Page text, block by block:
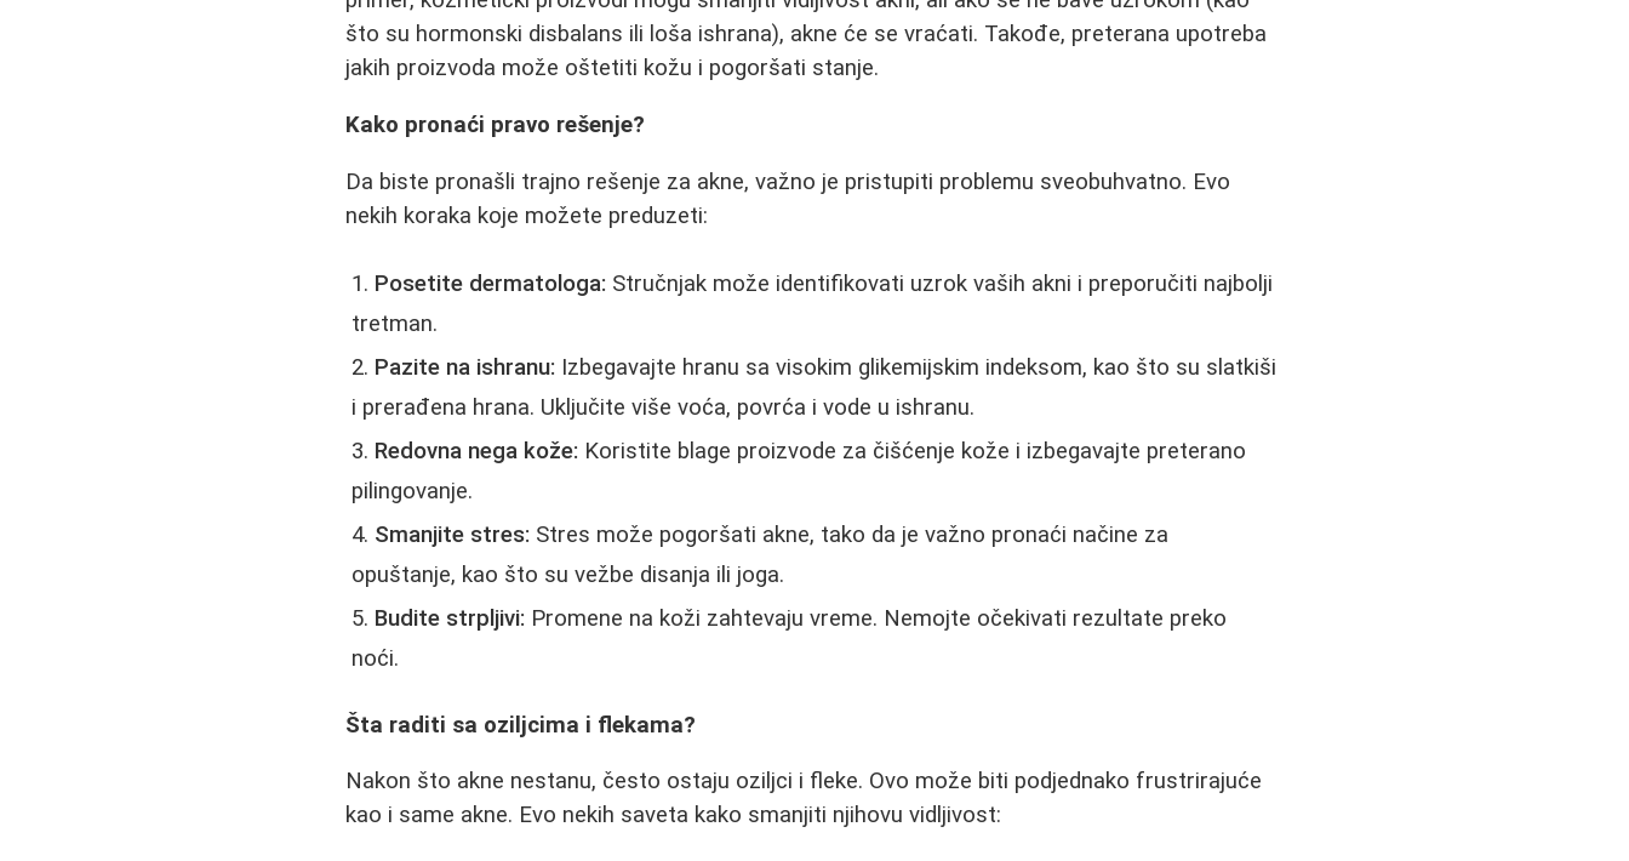
što su hormonski disbalans ili loša ishrana), akne će se vraćati. Takođe, preterana upotreba
jakih proizvoda može oštetiti kožu i pogoršati stanje.
Kako pronaći pravo rešenje?
Da biste pronašli trajno rešenje za akne, važno je pristupiti problemu sveobuhvatno. Evo
nekih koraka koje možete preduzeti:
Posetite dermatologa: Stručnjak može identifikovati uzrok vaših akni i preporučiti najbolji
tretman.
Pazite na ishranu: Izbegavajte hranu sa visokim glikemijskim indeksom, kao što su slatkiši
i prerađena hrana. Uključite više voća, povrća i vode u ishranu.
Redovna nega kože: Koristite blage proizvode za čišćenje kože i izbegavajte preterano
pilingovanje.
Smanjite stres: Stres može pogoršati akne, tako da je važno pronaći načine za
opuštanje, kao što su vežbe disanja ili joga.
Budite strpljivi: Promene na koži zahtevaju vreme. Nemojte očekivati rezultate preko
noći.
Šta raditi sa oziljcima i flekama?
Nakon što akne nestanu, često ostaju oziljci i fleke. Ovo može biti podjednako frustrirajuće
kao i same akne. Evo nekih saveta kako smanjiti njihovu vidljivost: